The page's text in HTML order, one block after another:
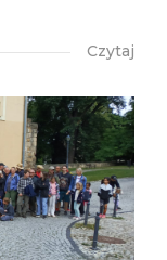
Czytaj